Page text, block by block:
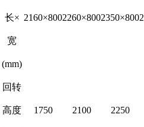
长×
宽
(mm)
2160×8002260×8002350×800
回转
高度 1750 2100 2250